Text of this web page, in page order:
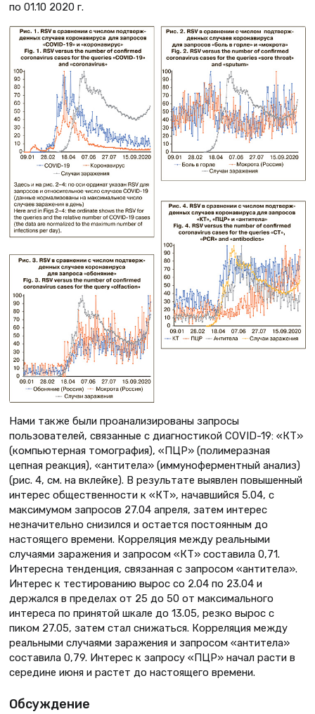
по 01.10 2020 г.
Нами также были проанализированы запросы
пользователей, связанные с диагностикой COVID-19: «КТ»
(компьютерная томография), «ПЦР» (полимеразная
цепная реакция), «антитела» (иммуноферментный анализ)
(рис. 4, см. на вклейке). В результате выявлен повышенный
интерес общественности к «КТ», начавшийся 5.04, с
максимумом запросов 27.04 апреля, затем интерес
незначительно снизился и остается постоянным до
настоящего времени. Корреляция между реальными
случаями заражения и запросом «КТ» составила 0,71.
Интересна тенденция, связанная с запросом «антитела».
Интерес к тестированию вырос со 2.04 по 23.04 и
держался в пределах от 25 до 50 от максимального
интереса по принятой шкале до 13.05, резко вырос с
пиком 27.05, затем стал снижаться. Корреляция между
реальными случаями заражения и запросом «антитела»
составила 0,79. Интерес к запросу «ПЦР» начал расти в
середине июня и растет до настоящего времени.
Обсуждение